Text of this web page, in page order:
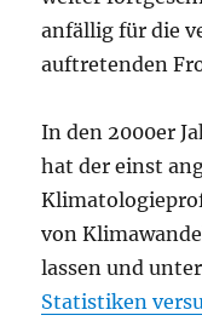
anfällig für die
auftretenden
In den 2000er
hat der einst
von
lassen und
Statistiken